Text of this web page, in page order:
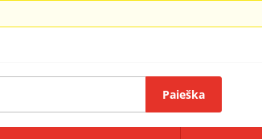
Paieška